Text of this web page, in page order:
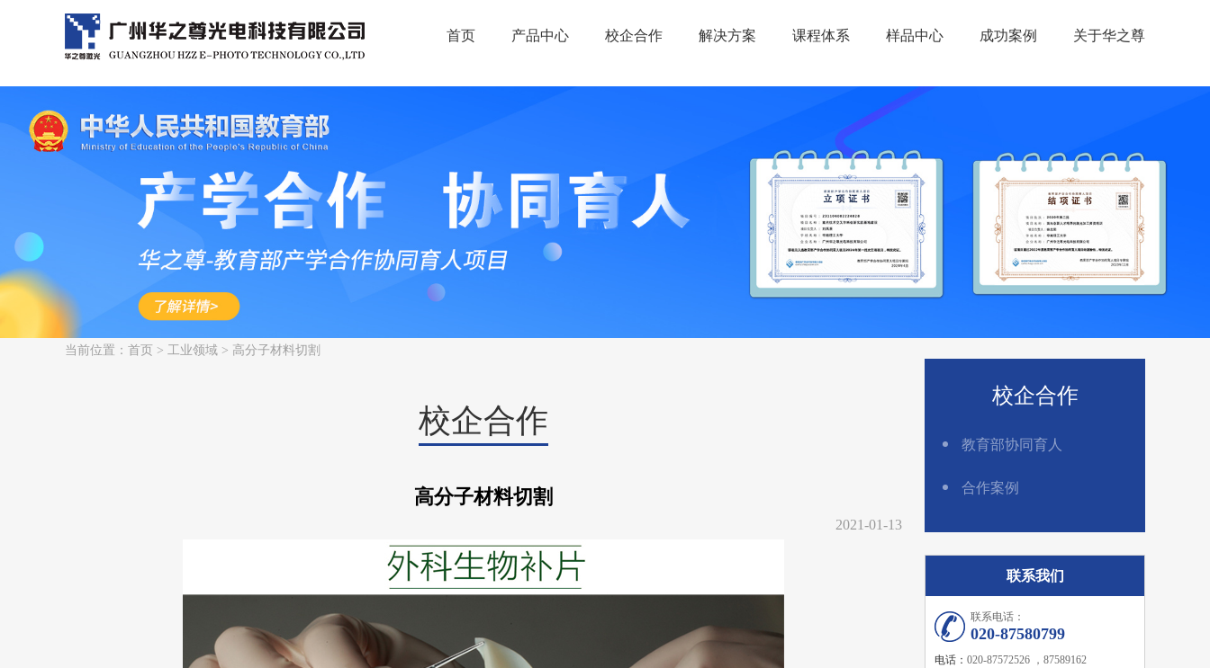
首页 产品中心 校企合作 解决方案 课程体系 样品中心 成功案例 关于华之尊
当前位置： 首页 > 工业领域 > 高分子材料切割
校企合作
高分子材料切割
2021-01-13
校企合作
教育部协同育人
合作案例
联系我们
联系电话：
020-87580799
电话： 020-87572526 ，87589162